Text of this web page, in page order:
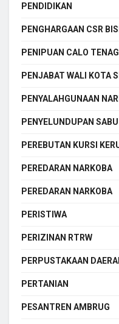
PENDIDIKAN
PENGHARGAAN CSR
PENIPUAN CALO
PENJABAT WALI KOTA
PENYALAHGUNAAN
PENYELUNDUPAN SABU
PEREBUTAN KURSI
PEREDARAN NARKOBA
PEREDARAN NARKOBA
PERISTIWA
PERIZINAN RTRW
PERPUSTAKAAN
PERTANIAN
PESANTREN AMBRUG